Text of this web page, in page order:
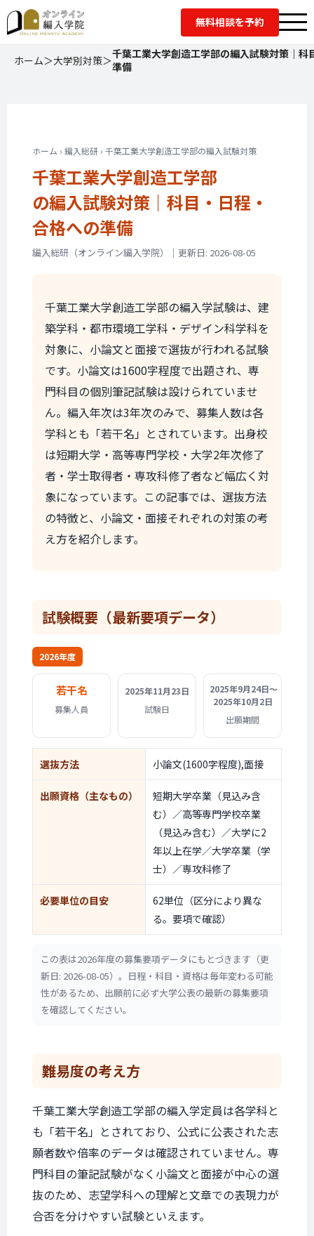
無料相談を予約
ホーム＞大学別対策＞千葉工業大学創造工学部の編入試験対策｜科
準備
ホーム › 編入総研 › 千葉工業大学創造工学部の編入試験対策
千葉工業大学創造工学部
の編入試験対策｜ 科目・日程・
合格への準備
編入総研（オンライン編入学院）｜更新日: 2026-08-05
千葉工業大学創造工学部の編入学試験は、建
築学科・都市環境工学科・デザイン科学科を
対象に、小論文と面接で選抜が行われる試験
です。小論文は1600字程度で出題され、専
門科目の個別筆記試験は設けられていませ
ん。編入年次は3年次のみで、募集人数は各
学科とも「若干名」とされています。出身校
は短期大学・高等専門学校・大学2年次修了
者・学士取得者・専攻科修了者など幅広く対
象になっています。この記事では、選抜方法
の特徴と、小論文・面接それぞれの対策の考
え方を紹介します。
試験概要 （最新要項データ）
2026年度
若干名
募集人員
2025年11月23日
試験日
2025年9月24日〜
2025年10月2日
出願期間
選抜方法 小論文(1600字程度),面接
出願資格 （主なもの）
短期大学卒業（見込み含
む）／高等専門学校卒業
（見込み含む）／大学に2
年以上在学／大学卒業（学
士）／専攻科修了
必要単位の目安
62単位（区分により異な
る。要項で確認）
この表は2026年度の募集要項データにもとづきます（更
新日: 2026-08-05）。日程・科目・資格は毎年変わる可能
性があるため、出願前に必ず大学公表の最新の募集要項
を確認してください。
難易度の考え方
千葉工業大学創造工学部の編入学定員は各学科と
も「若干名」とされており、公式に公表された志
願者数や倍率のデータは確認されていません。専
門科目の筆記試験がなく小論文と面接が中心の選
抜のため、志望学科への理解と文章での表現力が
合否を分けやすい試験といえます。